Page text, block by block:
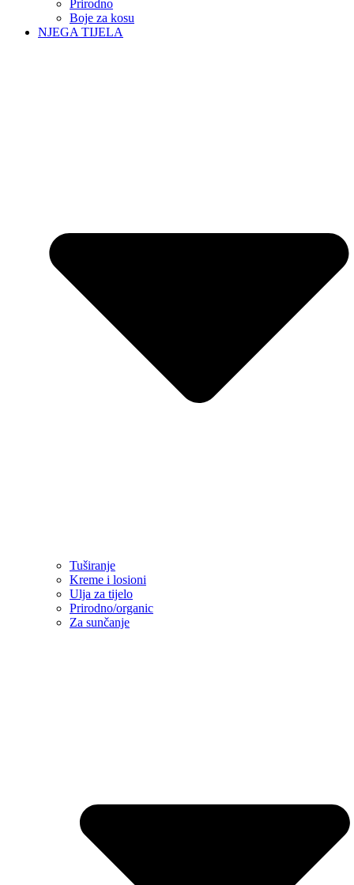
Prirodno
Boje za kosu
NJEGA TIJELA
Tuširanje
Kreme i losioni
Ulja za tijelo
Prirodno/organic
Za sunčanje